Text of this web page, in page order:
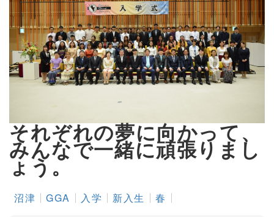
それぞれの夢に向かって、
みんなで一緒に頑張りまし
ょう。
沼津 GGA 入学 新入生 春